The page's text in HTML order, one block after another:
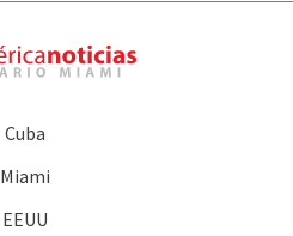
Cuba
Miami
EEUU